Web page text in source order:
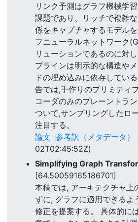
リンク予測はグラフ機械学
課題であり、リッチで複雑
係をキャプチャするモデル
フニューラルネットワーク
リューションであるのに対
プラインは明示的な構造や
ドの埋め込みに依存してい
告では,手作りのプリミティ
コーダのみのプレーントラ
ついて,サンプリングしたロ
注目する。
論文 参考訳（メタデータ）
02T02:45:52Z)
Simplifying Graph
[64.50059165186701]
本稿では, アーキテクチャ上
ずに, グラフに適用できるよ
修正を提案する。 具体的に